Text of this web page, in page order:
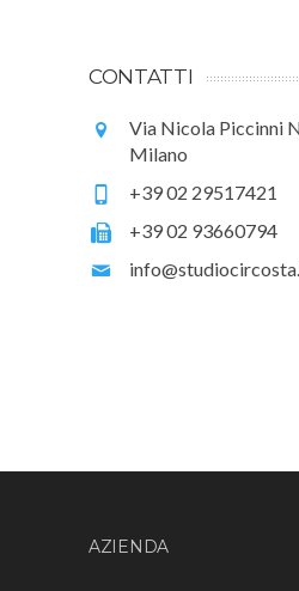
CONTATTI
Via Nicola Piccinni
Milano
+39 02 29517421
+39 02 93660794
AZIENDA